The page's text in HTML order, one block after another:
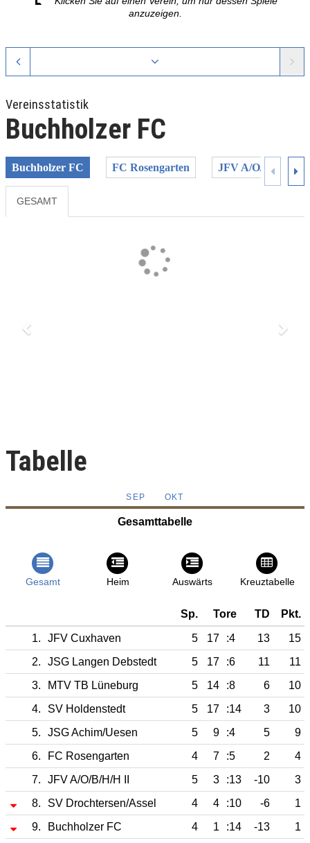
anzuzeigen.
Vereinsstatistik
Buchholzer FC
Buchholzer FC FC Rosengarten JFV A/O/B/H/H II
GESAMT
Tabelle
SEP OKT
Gesamttabelle
Gesamt Heim Auswärts Kreuztabelle
Sp. Tore TD Pkt.
1. JFV Cuxhaven 5 17 :4 13
15
2.
JSG Langen Debstedt 5 17 :6 11
11
3.
MTV TB Lüneburg 5 14 :8 6
10
4.
SV Holdenstedt 5 17 :14 3
10
5.
JSG Achim/Uesen 5 9 :4 5
9
6.
FC Rosengarten 4 7 :5 2
4
7.
JFV A/O/B/H/H II 5 3 :13 -10
3
8.
SV Drochtersen/Assel 4 4 :10 -6
1
9.
Buchholzer FC 4 1 :14 -13
1